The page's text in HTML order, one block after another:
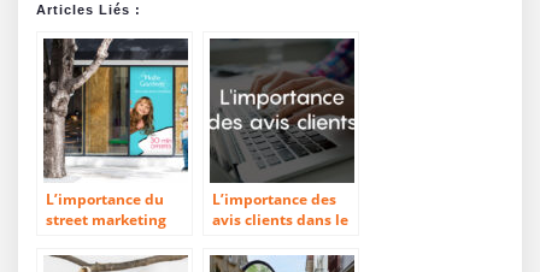
Articles Liés :
L’importance du
street marketing
L’importance des
avis clients dans le
print